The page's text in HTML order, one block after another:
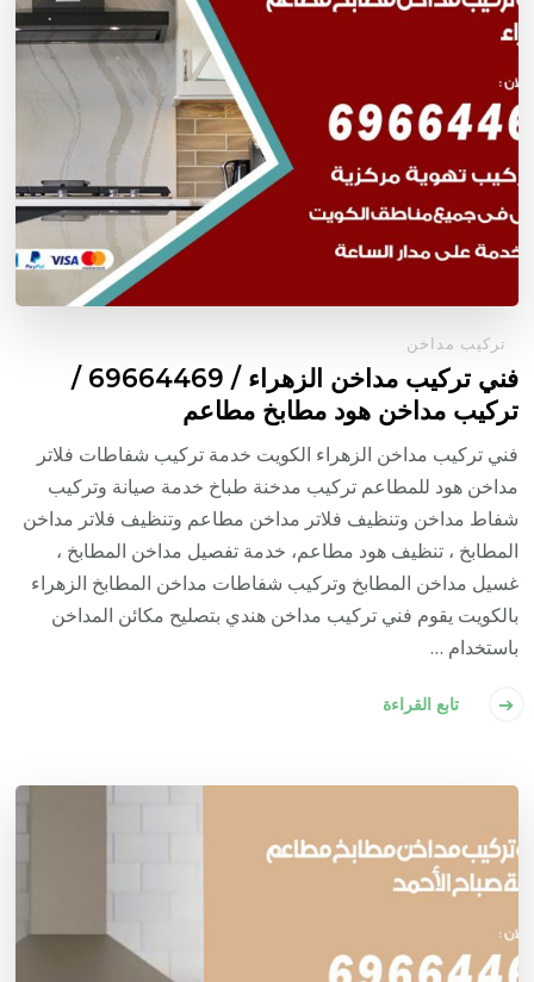
تركيب مداخن
فني تركيب مداخن الزهراء / 69664469 /
تركيب مداخن هود مطابخ مطاعم
فني تركيب مداخن الزهراء الكويت خدمة تركيب شفاطات فلاتر
مداخن هود للمطاعم تركيب مدخنة طباخ خدمة صيانة وتركيب
شفاط مداخن وتنظيف فلاتر مداخن مطاعم وتنظيف فلاتر مداخن
المطابخ ، تنظيف هود مطاعم، خدمة تفصيل مداخن المطابخ ،
غسيل مداخن المطابخ وتركيب شفاطات مداخن المطابخ الزهراء
بالكويت يقوم فني تركيب مداخن هندي بتصليح مكائن المداخن
باستخدام …
تابع القراءة